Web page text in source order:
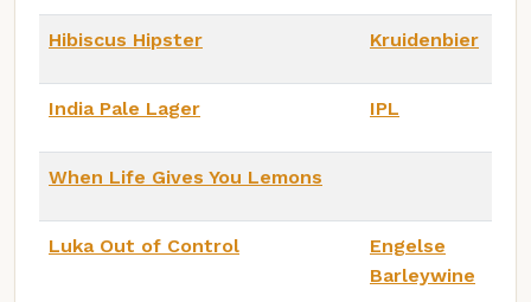
Hibiscus Hipster Kruidenbier
India Pale Lager IPL
When Life Gives You Lemons
Luka Out of Control
Engelse
Barleywine